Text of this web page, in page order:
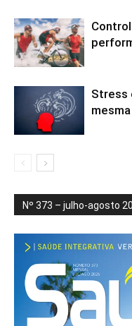
Stress
Nº 373 – julho-agosto